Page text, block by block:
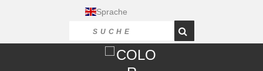
Sprache